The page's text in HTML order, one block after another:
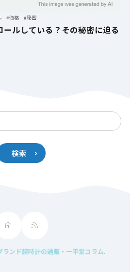
#価格 #秘密
ールしている？その秘密に迫る
検索
ランド腕時計の通販・一平堂コラム.